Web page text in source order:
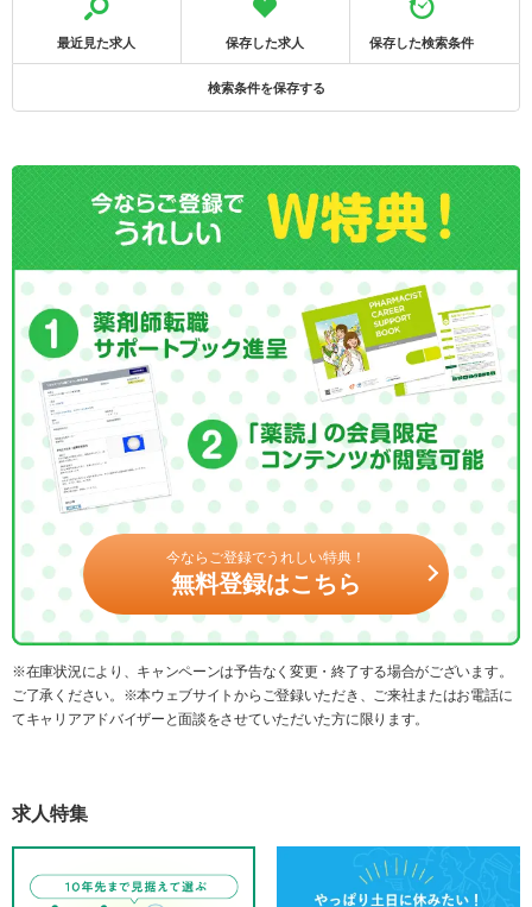
最近見た求人 保存した求人 保存した検索条件
検索条件を保存する
今ならご登録でうれしい特典！
無料登録はこちら
※在庫状況により、キャンペーンは予告なく変更・終了する場合がございます。
ご了承ください。※本ウェブサイトからご登録いただき、ご来社またはお電話に
てキャリアアドバイザーと面談をさせていただいた方に限ります。
求人特集